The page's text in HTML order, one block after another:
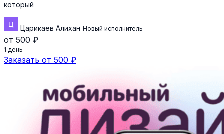
который
Царикаев Алихан Новый исполнитель
от 500 ₽
1 день
Заказать от 500 ₽